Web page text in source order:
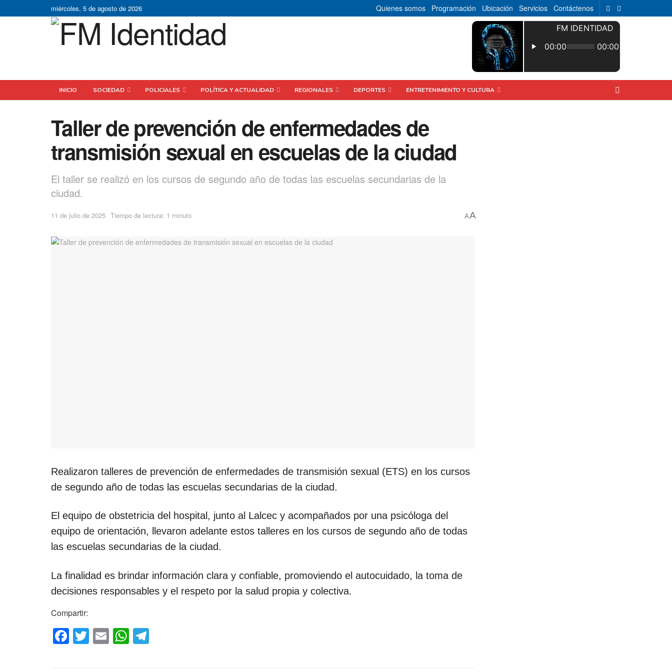
miércoles, 5 de agosto de 2026 Quienes somos Programación Ubicación Servicios Contáctenos
INICIO SOCIEDAD POLICIALES POLÍTICA Y ACTUALIDAD REGIONALES DEPORTES ENTRETENIMIENTO Y CULTURA
Taller de prevención de enfermedades de
transmisión sexual en escuelas de la ciudad
El taller se realizó en los cursos de segundo año de todas las escuelas secundarias de la
ciudad.
11 de julio de 2025 Tiempo de lectura: 1 minuto AA
Realizaron talleres de prevención de enfermedades de transmisión sexual (ETS) en los cursos
de segundo año de todas las escuelas secundarias de la ciudad.
El equipo de obstetricia del hospital, junto al Lalcec y acompañados por una psicóloga del
equipo de orientación, llevaron adelante estos talleres en los cursos de segundo año de todas
las escuelas secundarias de la ciudad.
La finalidad es brindar información clara y confiable, promoviendo el autocuidado, la toma de
decisiones responsables y el respeto por la salud propia y colectiva.
Compartir:
F
a
T
wi
E
m
W
h